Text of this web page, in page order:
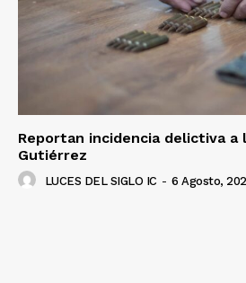
Reportan incidencia delictiva a
Gutiérrez
LUCES DEL SIGLO IC - 6 Agosto,